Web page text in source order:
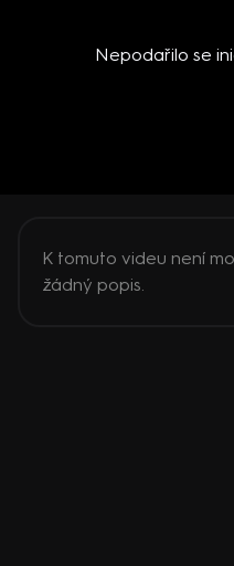
Nepodařilo se
K tomuto videu není
žádný popis.